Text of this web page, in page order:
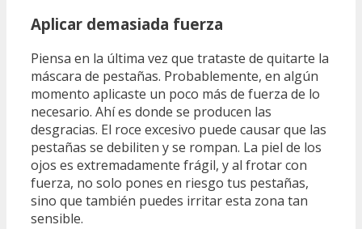
Aplicar demasiada fuerza
Piensa en la última vez que trataste de quitarte la
máscara de pestañas. Probablemente, en algún
momento aplicaste un poco más de fuerza de lo
necesario. Ahí es donde se producen las
desgracias. El roce excesivo puede causar que las
pestañas se debiliten y se rompan. La piel de los
ojos es extremadamente frágil, y al frotar con
fuerza, no solo pones en riesgo tus pestañas,
sino que también puedes irritar esta zona tan
sensible.